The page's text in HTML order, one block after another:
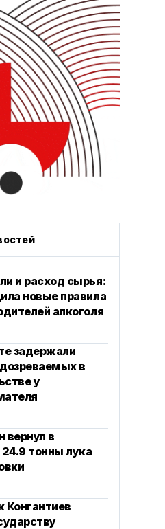
и расход сырья:
новые правила
алкоголя
задержали
в
у
вернул в
24.9 тонны лука
Конгантиев